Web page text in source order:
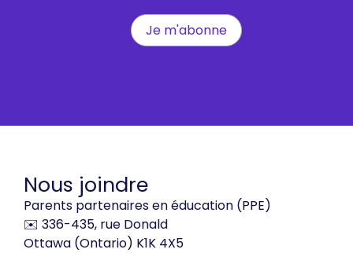
Nous joindre
Parents partenaires en éducation (PPE)
✉️ 336-435, rue Donald
Ottawa (Ontario) K1K 4X5